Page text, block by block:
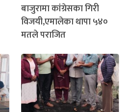
बाजुरामा कांग्रेसका गिरी
विजयी,एमालेका थापा ५४०
मतले पराजित